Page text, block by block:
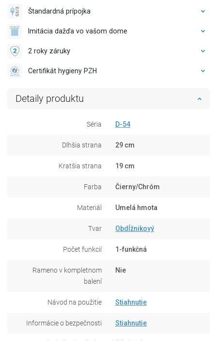
Štandardná prípojka
Imitácia dažďa vo vašom dome
2 roky záruky
Certifikát hygieny PZH
Detaily produktu
Séria D-54
Dlhšia strana 29 cm
Kratšia strana 19 cm
Farba Čierny/Chróm
Materiál Umelá hmota
Tvar Obdĺžnikový
Počet funkcií 1-funkčná
Rameno v kompletnom
balení
Nie
Návod na použitie Stiahnutie
Informácie o bezpečnosti Stiahnutie